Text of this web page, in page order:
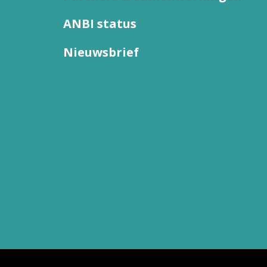
ANBI status
Nieuwsbrief